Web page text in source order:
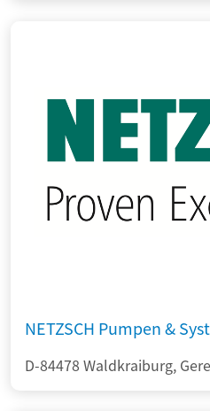
NETZSCH Pumpen &
D-84478 Waldkraiburg,